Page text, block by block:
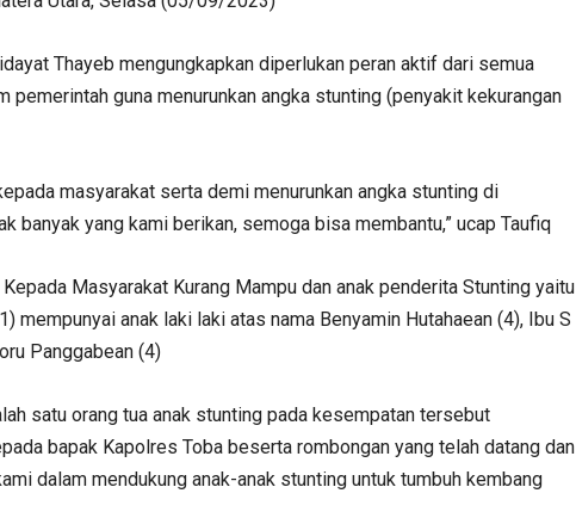
Thayeb mengungkapkan diperlukan peran aktif dari semua
pemerintah guna menurunkan angka stunting (penyakit kekurangan
masyarakat serta demi menurunkan angka stunting di
banyak yang kami berikan, semoga bisa membantu,” ucap Taufiq
Masyarakat Kurang Mampu dan anak penderita Stunting yaitu
mempunyai anak laki laki atas nama Benyamin Hutahaean (4), Ibu S
Panggabean (4)
satu orang tua anak stunting pada kesempatan tersebut
bapak Kapolres Toba beserta rombongan yang telah datang dan
dalam mendukung anak-anak stunting untuk tumbuh kembang